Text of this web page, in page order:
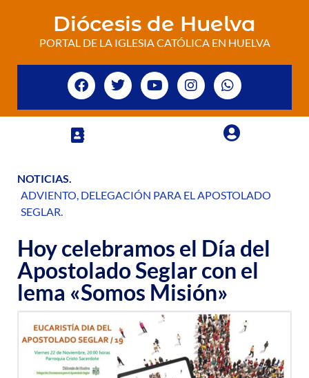
Diócesis de Huelva
PORTAL DE LA IGLESIA CATÓLICA EN HUELVA
NOTICIAS.
ADVIENTO, DELEGACIÓN PARA EL APOSTOLADO
SEGLAR.
Hoy celebramos el Día del
Apostolado Seglar con el
lema «Somos Misión»